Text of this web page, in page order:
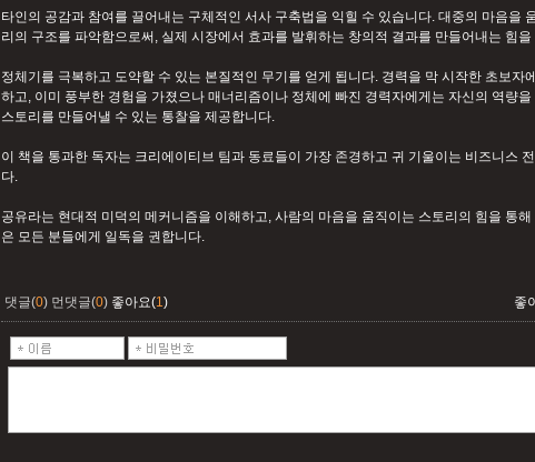
타인의 공감과 참여를 끌어내는 구체적인 서사 구축법을 익힐 수 있습니다. 대중의 마음을
리의 구조를 파악함으로써, 실제 시장에서 효과를 발휘하는 창의적 결과를 만들어내는 힘
정체기를 극복하고 도약할 수 있는 본질적인 무기를 얻게 됩니다. 경력을 막 시작한 초보자
하고, 이미 풍부한 경험을 가졌으나 매너리즘이나 정체에 빠진 경력자에게는 자신의 역량
스토리를 만들어낼 수 있는 통찰을 제공합니다.
이 책을 통과한 독자는 크리에이티브 팀과 동료들이 가장 존경하고 귀 기울이는 비즈니스
다.
공유라는 현대적 미덕의 메커니즘을 이해하고, 사람의 마음을 움직이는 스토리의 힘을 통
은 모든 분들에게 일독을 권합니다.
댓글(0) 먼댓글(0) 좋아요(1) 좋